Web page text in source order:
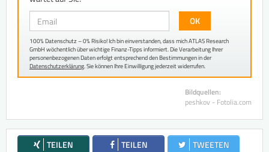
Email
OK
100% Datenschutz – 0% Risiko! Ich bin einverstanden, dass mich ATLAS Research
GmbH wöchentlich über wichtige Finanz-Tipps informiert. Die Verarbeitung Ihrer
personenbezogenen Daten erfolgt entsprechend den Bestimmungen in der
Datenschutzerklärung. Sie können Ihre Einwilligung jederzeit widerrufen.
Bildquellen:
peshkov - Fotolia.com
TEILEN TEILEN
TWEETEN